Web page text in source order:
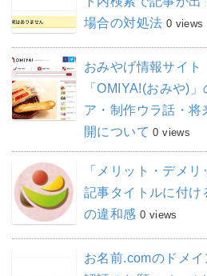
場合の対処法 0 views
おみやげ情報サイト
「OMIYA!(おみや)
ア・制作ウラ話・将
開について 0 views
「メリット・デメリ
記事タイトルに付け
の違和感 0 views
お名前.comのドメイ